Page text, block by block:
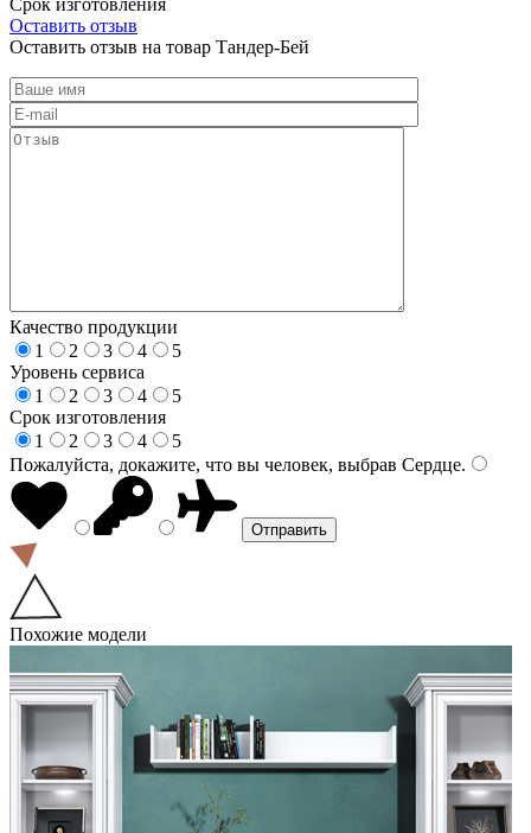
Оставить отзыв
Оставить отзыв на товар Тандер-Бей
Качество продукции
1
2 3 4
5
Уровень сервиса
1
2 3 4
5
Срок изготовления
1
2 3 4
5
Пожалуйста, докажите, что вы человек, выбрав Сердце.
Похожие модели